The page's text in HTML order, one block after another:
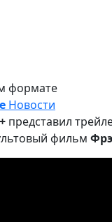
формате
Новости
представил
фильм